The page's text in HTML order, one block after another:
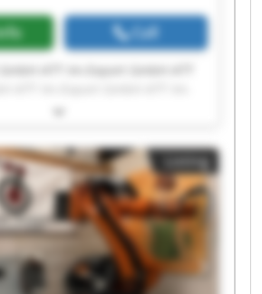
Call
ATT Im-Export GmbH ATT
Im-Export GmbH ATT Im-
Im-Export GmbH ATT Im-
Im-Export GmbH ATT Im-
Im-Export GmbH ATT Im-
Im-Export GmbH ATT Im-
Im-Export GmbH ATT Im-
Im-Export GmbH
Listing